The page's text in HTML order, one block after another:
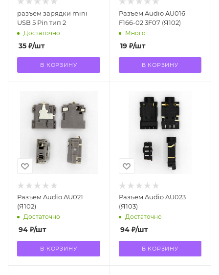
разъем зарядки mini
USB 5 Pin тип 2
Достаточно
35 ₽/шт
В КОРЗИНУ
Разъем Audio AU016
F166-02 3F07 (Я102)
Много
19₽/шт
В КОРЗИНУ
Разъем Audio AU021
(Я102)
Достаточно
94 ₽/шт
В КОРЗИНУ
Разъем Audio AU023
(Я103)
Достаточно
94₽/шт
В КОРЗИНУ